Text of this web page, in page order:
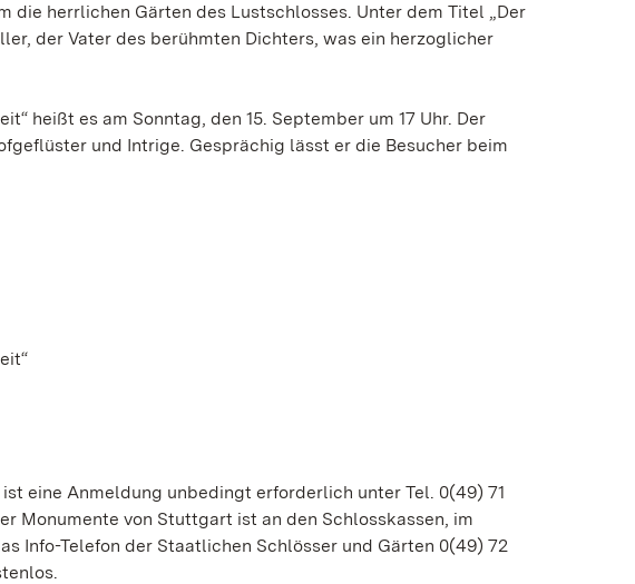
die herrlichen Gärten des Lustschlosses. Unter dem Titel „Der
der Vater des berühmten Dichters, was ein herzoglicher
heißt es am Sonntag, den 15. September um 17 Uhr. Der
und Intrige. Gesprächig lässt er die Besucher beim
eine Anmeldung unbedingt erforderlich unter Tel. 0(49) 71
Monumente von Stuttgart ist an den Schlosskassen, im
Info-Telefon der Staatlichen Schlösser und Gärten 0(49) 72